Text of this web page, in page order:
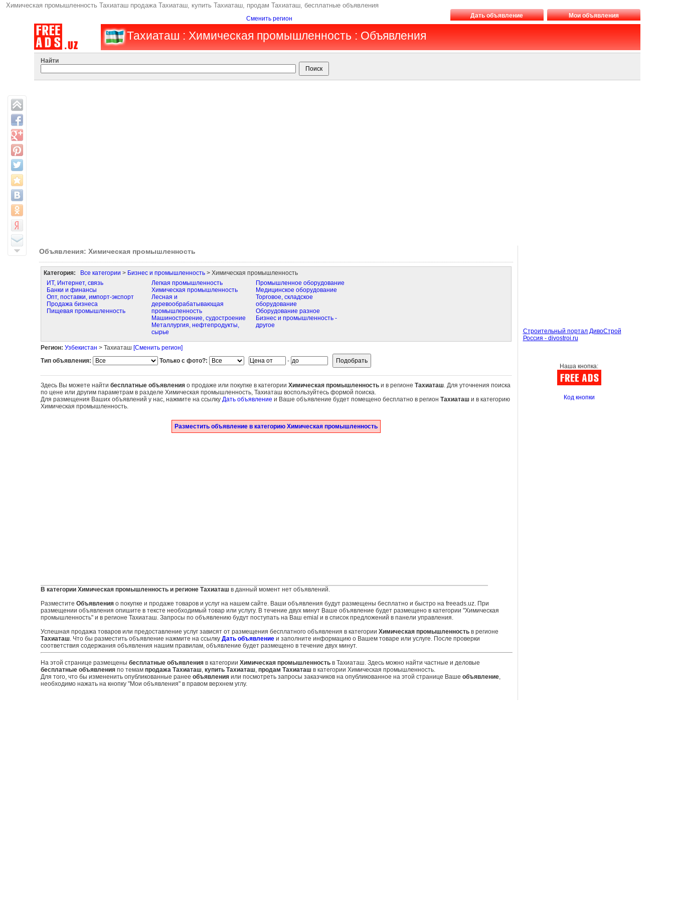
Химическая промышленность Тахиаташ продажа Тахиаташ, купить Тахиаташ, продам Тахиаташ, бесплатные объявления
Сменить регион Дать объявление Мои объявления
Тахиаташ : Химическая промышленность : Объявления
Найти
Объявления: Химическая промышленность
Категория: Все категории > Бизнес и промышленность> Химическая промышленность
ИТ, Интернет, связь
Банки и финансы
Опт, поставки, импорт-экспорт
Продажа бизнеса
Пищевая промышленность
Легкая промышленность
Химическая промышленность
Лесная и
деревообрабатывающая
промышленность
Машиностроение, судостроение
Металлургия, нефтепродукты,
сырье
Промышленное оборудование
Медицинское оборудование
Торговое, складское
оборудование
Оборудование разное
Бизнес и промышленность -
другое
Регион: Узбекистан > Тахиаташ [Сменить регион]
Тип объявления:
Только с фото?: -
Здесь Вы можете найти бесплатные объявленияо продаже или покупке в категории Химическая промышленностьи в регионе Тахиаташ. Для уточнения поиска
по цене или другим параметрам в разделе Химическая промышленность, Тахиаташ воспользуйтесь формой поиска.
Для размещения Ваших объявлений у нас, нажмите на ссылку Дать объявление и Ваше объявление будет помещено бесплатно в регион Тахиаташи в категорию
Химическая промышленность.
Разместить объявление в категорию Химическая промышленность
В категории Химическая промышленность и регионе Тахиаташв данный момент нет объявлений.
Разместите Объявленияо покупке и продаже товаров и услуг на нашем сайте. Ваши объявления будут размещены бесплатно и быстро на freeads.uz. При
размещении объявления опишите в тексте необходимый товар или услугу. В течение двух минут Ваше объявление будет размещено в категории "Химическая
промышленность" и в регионе Тахиаташ. Запросы по объявлению будут поступать на Ваш emial и в список предложений в панели управления.
Успешная продажа товаров или предоставление услуг зависят от размещения бесплатного объявления в категории Химическая промышленностьв регионе
Тахиаташ. Что бы разместить объявление нажмите на ссылку Дать объявлениеи заполните информацию о Вашем товаре или услуге. После проверки
соответствия содержания объявления нашим правилам, объявление будет размещено в течение двух минут.
На этой странице размещены бесплатные объявленияв категории Химическая промышленностьв Тахиаташ. Здесь можно найти частные и деловые
бесплатные объявленияпо темам продажа Тахиаташ, купить Тахиаташ, продам Тахиаташв категории Химическая промышленность.
Для того, что бы измененить опубликованные ранее объявленияили посмотреть запросы заказчиков на опубликованное на этой странице Ваше объявление,
необходимо нажать на кнопку "Мои объявления" в правом верхнем углу.
Строительный портал ДивоСтрой
Россия - divostroi.ru
Наша кнопка:
Код кнопки